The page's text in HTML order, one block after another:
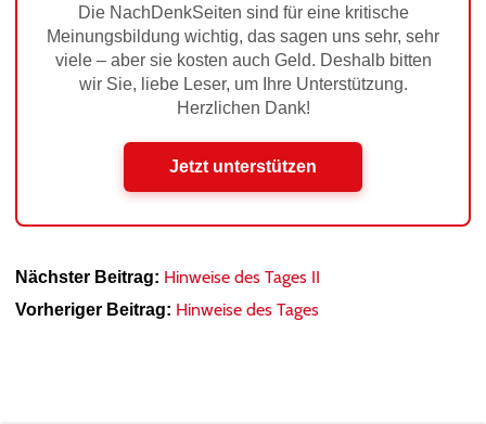
Die NachDenkSeiten sind für eine kritische
Meinungsbildung wichtig, das sagen uns sehr, sehr
viele – aber sie kosten auch Geld. Deshalb bitten
wir Sie, liebe Leser, um Ihre Unterstützung.
Herzlichen Dank!
Jetzt unterstützen
Nächster Beitrag: Hinweise des Tages II
Vorheriger Beitrag: Hinweise des Tages